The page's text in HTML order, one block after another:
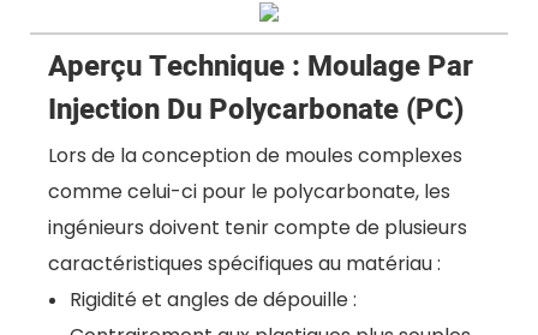
Aperçu Technique : Moulage Par
Injection Du Polycarbonate (PC)
Lors de la conception de moules complexes
comme celui-ci pour le polycarbonate, les
ingénieurs doivent tenir compte de plusieurs
caractéristiques spécifiques au matériau :
Rigidité et angles de dépouille :